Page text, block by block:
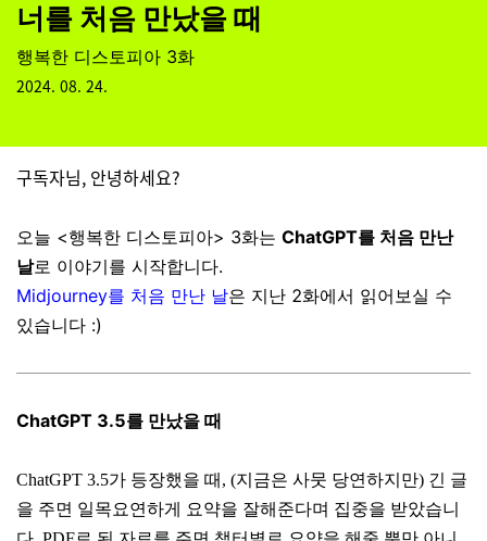
너를 처음 만났을 때
행복한 디스토피아 3화
2024. 08. 24.
구독자님, 안녕하세요?
오늘 <행복한 디스토피아> 3화는 ChatGPT를 처음 만난
날로 이야기를 시작합니다.
Midjourney를 처음 만난 날은 지난 2화에서 읽어보실 수
있습니다 :)
ChatGPT 3.5를 만났을 때
ChatGPT 3.5가 등장했을 때, (지금은 사뭇 당연하지만) 긴 글
을 주면 일목요연하게 요약을 잘해준다며 집중을 받았습니